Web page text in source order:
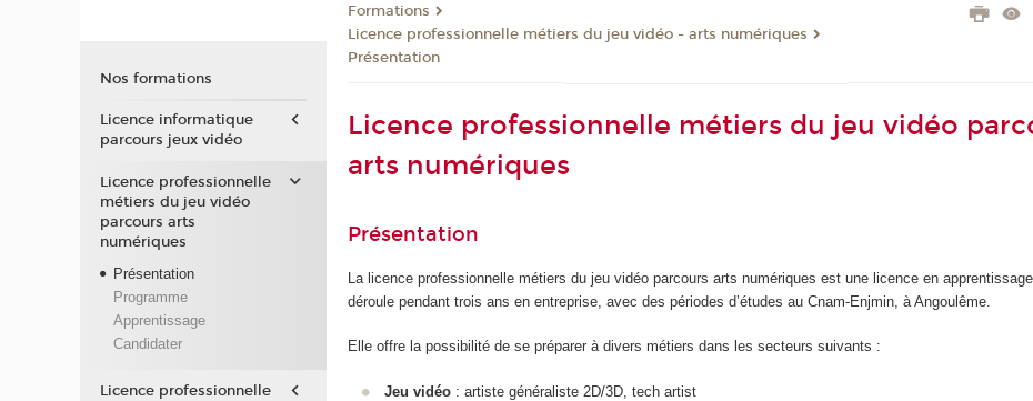
Formations
Licence professionnelle métiers du jeu vidéo - arts numériques
Présentation
Licence professionnelle métiers du jeu vidéo
arts numériques
Présentation
La licence professionnelle métiers du jeu vidéo parcours arts numériques est une licence en
déroule pendant trois ans en entreprise, avec des périodes d’études au Cnam-Enjmin, à Angoulême.
Elle offre la possibilité de se préparer à divers métiers dans les secteurs suivants :
Jeu vidéo: artiste généraliste 2D/3D, tech artist
Nos formations
Licence informatique
parcours jeux vidéo
Licence professionnelle
métiers du jeu vidéo
parcours arts
numériques
Présentation
Programme
Apprentissage
Candidater
Licence professionnelle